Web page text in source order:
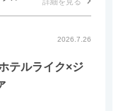
2026.7.26
テルライク×ジ